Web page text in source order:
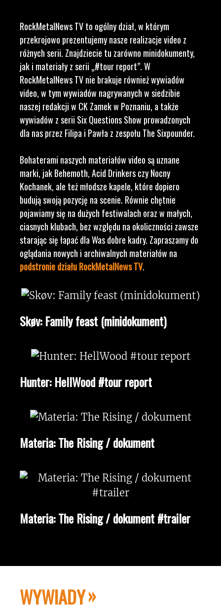
RockMetalNews TV to ogólny dział, w którym
przekrojowo prezentujemy nasze realizacje video z
różnych serii. Znajdziecie tu zarówno minidokumenty,
jak i materiały z serii „#tour report”. W
RockMetalNews TV nie brakuje również wywiadów
video, w tym wywiadów nagrywanych w siedzibie
naszej redakcji w CK Zamek w Poznaniu, a także
wywiadów z serii Six Questions Show prowadzonych
dla nas przez Filipa i Pawła z zespołu The Sixpounder.
Bohaterami naszych materiałów video są uznane
marki, jak Behemoth, Acid Drinkers czy Nocny
Kochanek, ale też młodsze kapele, które dopiero
budują swoją pozycję na scenie. Równie chętnie
pojawiamy się na dużych festiwalach oraz w małych,
ciasnych klubach, bez względu na okoliczności zawsze
starając się łapać dla Was dobre kadry. Zapraszamy do
oglądania nowych i archiwalnych materiałów na
podstronie działu RockMetalNews TV.
Skøv: Family feast (minidokument)
Hunter: HellWood #tour report
Materia: The Rising / dokument
Materia: The Rising / dokument #trailer
WYWIADY